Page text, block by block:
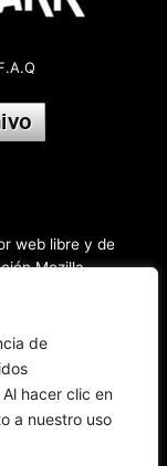
de
hacer clic en
a nuestro uso
web libre y de
Mozilla
para convertir o
Extracción de
rápido.